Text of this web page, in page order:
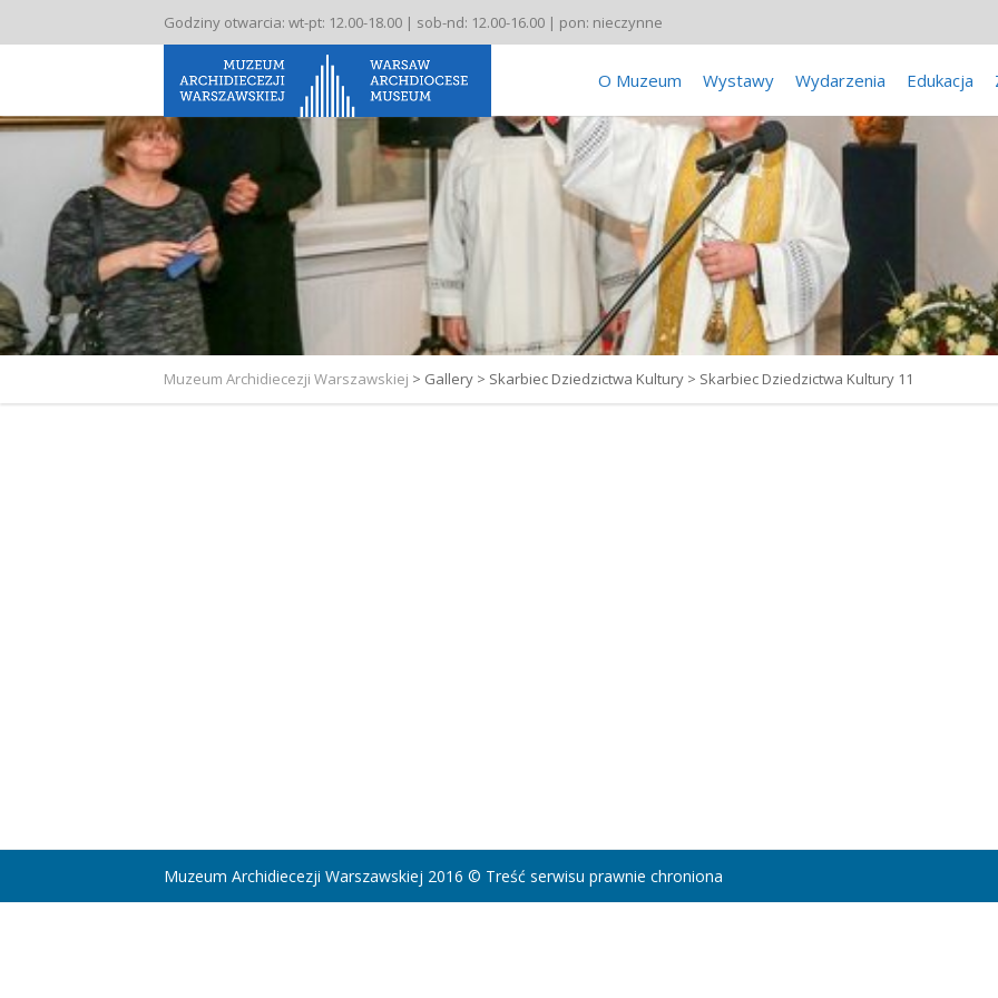
Godziny otwarcia: wt-pt: 12.00-18.00 | sob-nd: 12.00-16.00 | pon: nieczynne
O Muzeum Wystawy Wydarzenia Edukacja
Muzeum Archidiecezji Warszawskiej > Gallery > Skarbiec Dziedzictwa Kultury > Skarbiec Dziedzictwa Kultury 11
Muzeum Archidiecezji Warszawskiej 2016 © Treść serwisu prawnie chroniona